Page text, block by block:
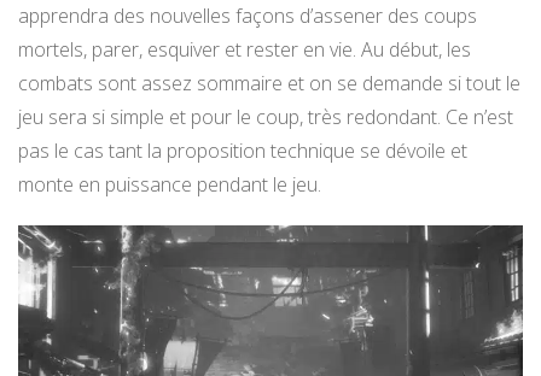
apprendra des nouvelles façons d’assener des coups
mortels, parer, esquiver et rester en vie. Au début, les
combats sont assez sommaire et on se demande si tout le
jeu sera si simple et pour le coup, très redondant. Ce n’est
pas le cas tant la proposition technique se dévoile et
monte en puissance pendant le jeu.